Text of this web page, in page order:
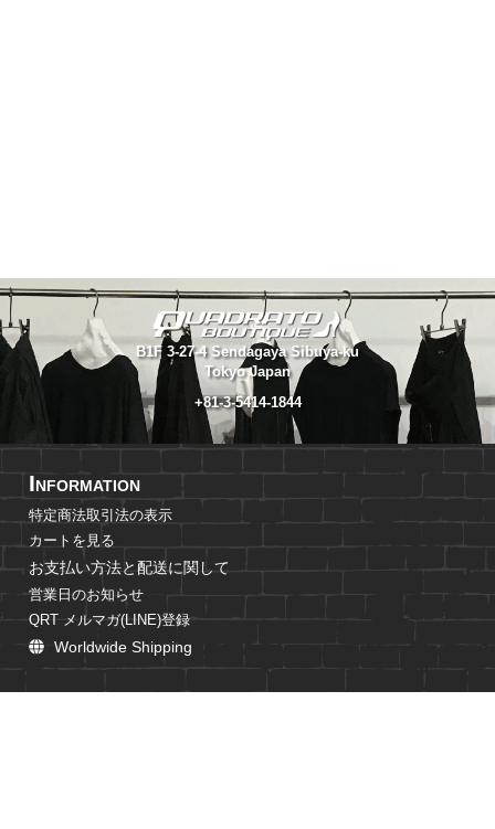
B1F 3-27-4 Sendagaya Sibuya-ku
Tokyo Japan
+81-3-5414-1844
INFORMATION
特定商法取引法の表示
カートを見る
お支払い方法と配送に関して
営業日のお知らせ
QRT メルマガ(LINE)登録
Worldwide Shipping